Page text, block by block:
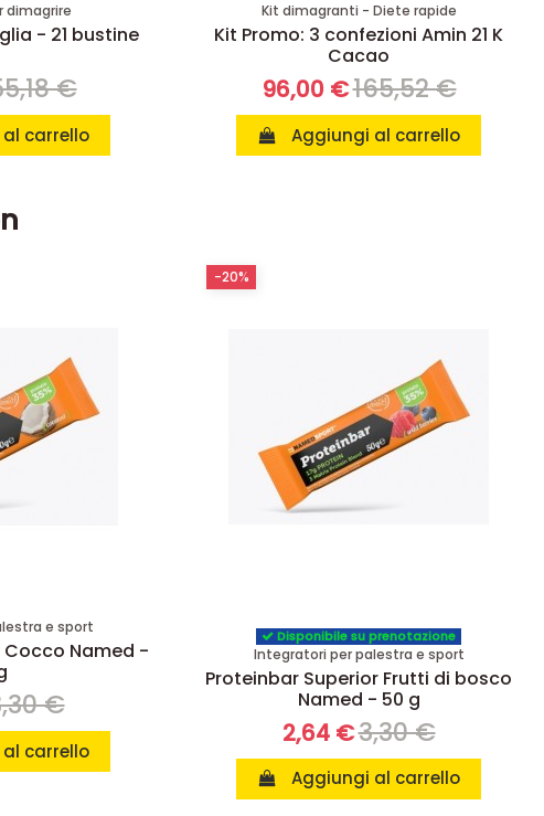
dimagrire
- 21 bustine
€
carrello
Kit dimagranti - Diete rapide
Kit Promo: 3 confezioni Amin 21 K
Cacao
96,00 €165,52 €
Aggiungi al carrello
e sport
Cocco Named -
€
carrello
Disponibile su prenotazione
Integratori per palestra e sport
Proteinbar Superior Frutti di bosco
Named - 50 g
2,64 €3,30 €
Aggiungi al carrello
-20%